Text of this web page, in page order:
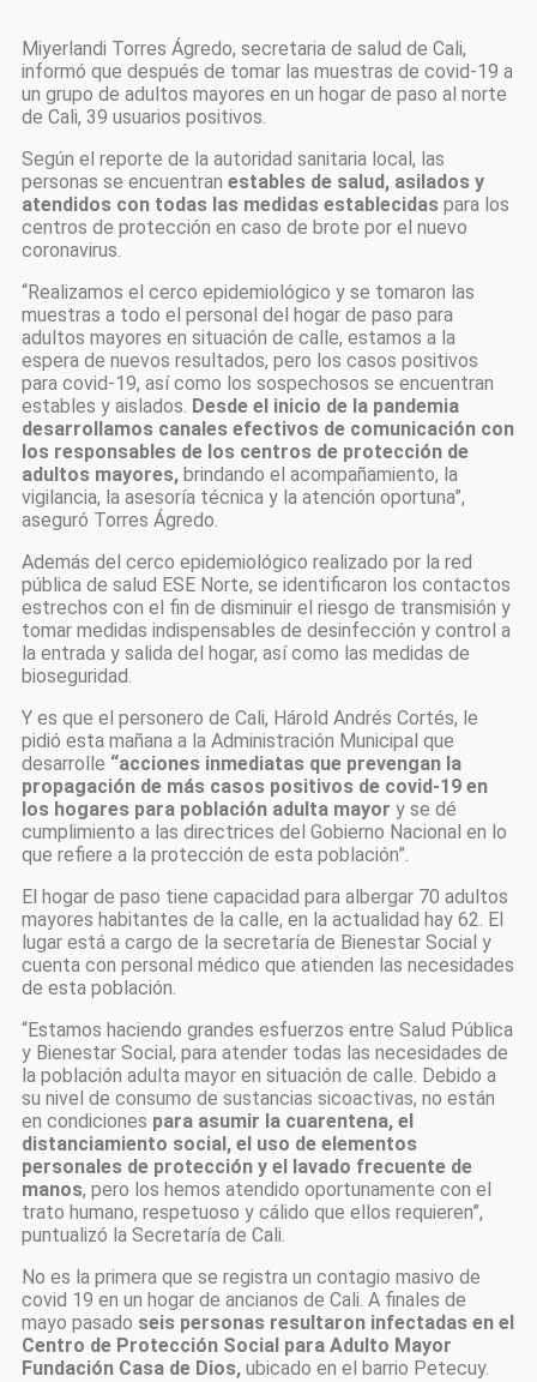
Miyerlandi Torres Ágredo, secretaria de salud de Cali,
informó que después de tomar las muestras de covid-19 a
un grupo de adultos mayores en un hogar de paso al norte
de Cali, 39 usuarios positivos.
Según el reporte de la autoridad sanitaria local, las
personas se encuentran estables de salud, asilados y
atendidos con todas las medidas establecidas para los
centros de protección en caso de brote por el nuevo
coronavirus.
“Realizamos el cerco epidemiológico y se tomaron las
muestras a todo el personal del hogar de paso para
adultos mayores en situación de calle, estamos a la
espera de nuevos resultados, pero los casos positivos
para covid-19, así como los sospechosos se encuentran
estables y aislados. Desde el inicio de la pandemia
desarrollamos canales efectivos de comunicación con
los responsables de los centros de protección de
adultos mayores, brindando el acompañamiento, la
vigilancia, la asesoría técnica y la atención oportuna”,
aseguró Torres Ágredo.
Además del cerco epidemiológico realizado por la red
pública de salud ESE Norte, se identificaron los contactos
estrechos con el fin de disminuir el riesgo de transmisión y
tomar medidas indispensables de desinfección y control a
la entrada y salida del hogar, así como las medidas de
bioseguridad.
Y es que el personero de Cali, Hárold Andrés Cortés, le
pidió esta mañana a la Administración Municipal que
desarrolle “acciones inmediatas que prevengan la
propagación de más casos positivos de covid-19 en
los hogares para población adulta mayor y se dé
cumplimiento a las directrices del Gobierno Nacional en lo
que refiere a la protección de esta población”.
El hogar de paso tiene capacidad para albergar 70 adultos
mayores habitantes de la calle, en la actualidad hay 62. El
lugar está a cargo de la secretaría de Bienestar Social y
cuenta con personal médico que atienden las necesidades
de esta población.
“Estamos haciendo grandes esfuerzos entre Salud Pública
y Bienestar Social, para atender todas las necesidades de
la población adulta mayor en situación de calle. Debido a
su nivel de consumo de sustancias sicoactivas, no están
en condiciones para asumir la cuarentena, el
distanciamiento social, el uso de elementos
personales de protección y el lavado frecuente de
manos, pero los hemos atendido oportunamente con el
trato humano, respetuoso y cálido que ellos requieren”,
puntualizó la Secretaría de Cali.
No es la primera que se registra un contagio masivo de
covid 19 en un hogar de ancianos de Cali. A finales de
mayo pasado seis personas resultaron infectadas en el
Centro de Protección Social para Adulto Mayor
Fundación Casa de Dios, ubicado en el barrio Petecuy.